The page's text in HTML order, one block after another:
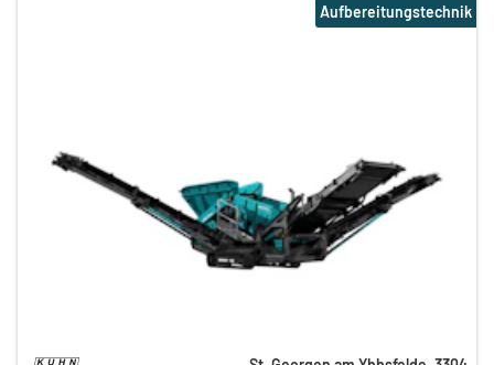
Aufbereitungstechnik